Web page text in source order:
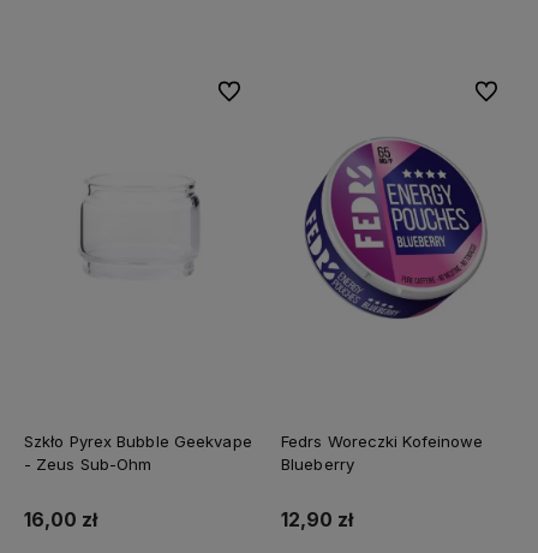
Szkło Pyrex Bubble Geekvape
- Zeus Sub-Ohm
16,00 zł
Do ulubionych
Fedrs Woreczki Kofeinowe
Blueberry
12,90 zł
Do